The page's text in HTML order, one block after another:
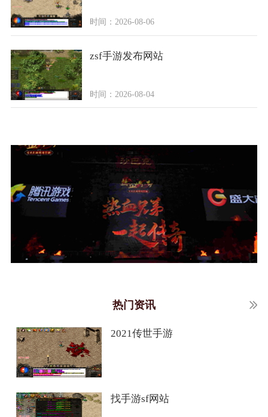
时间：2026-08-06
zsf手游发布网站
时间：2026-08-04
热门资讯
2021传世手游
找手游sf网站